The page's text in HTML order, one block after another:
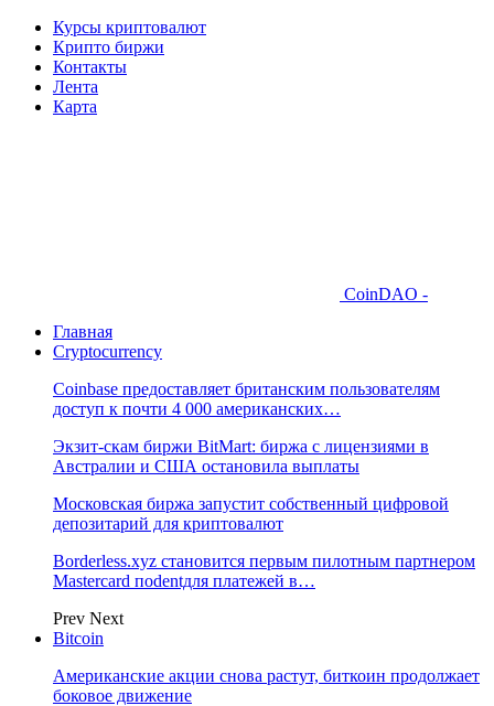
Курсы криптовалют
Крипто биржи
Контакты
Лента
Карта
CoinDAO -
Главная
Cryptocurrency
Coinbase предоставляет британским пользователям
доступ к почти 4 000 американских…
Экзит-скам биржи BitMart: биржа с лицензиями в
Австралии и США остановила выплаты
Московская биржа запустит собственный цифровой
депозитарий для криптовалют
Borderless.xyz становится первым пилотным партнером
Mastercard поdentдля платежей в…
Prev Next
Bitcoin
Американские акции снова растут, биткоин продолжает
боковое движение